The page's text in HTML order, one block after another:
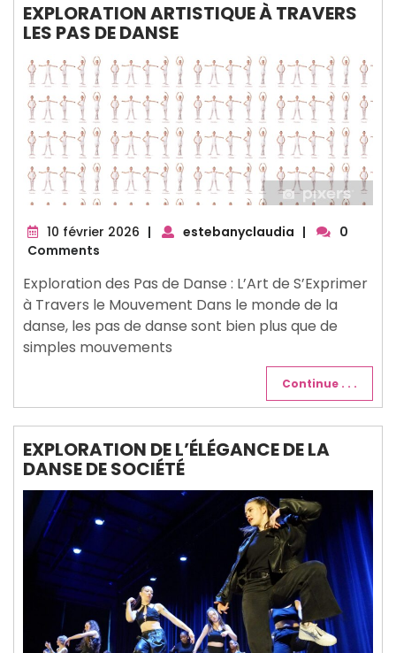
EXPLORATION ARTISTIQUE À TRAVERS
LES PAS DE DANSE
10 février 2026 10| estebanyclaudia |
0
Comments
Exploration des Pas de Danse : L’Art de S’Exprimer
à Travers le Mouvement Dans le monde de la
danse, les pas de danse sont bien plus que de
simples mouvements
Continue . . .
EXPLORATION DE L’ÉLÉGANCE DE LA
DANSE DE SOCIÉTÉ